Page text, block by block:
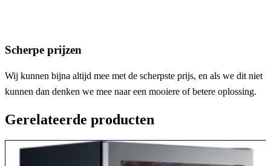
Scherpe prijzen
Wij kunnen bijna altijd mee met de scherpste prijs, en als we dit niet
kunnen dan denken we mee naar een mooiere of betere oplossing.
Gerelateerde producten